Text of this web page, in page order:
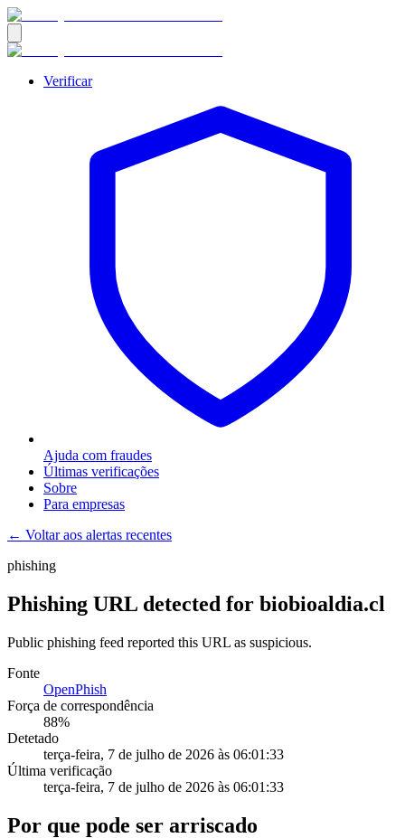
Verificar
Ajuda com fraudes
Últimas verificações
Sobre
Para empresas
← Voltar aos alertas recentes
phishing
Phishing URL detected for biobioaldia.cl
Public phishing feed reported this URL as suspicious.
Fonte
OpenPhish
Força de correspondência
88%
Detetado
terça-feira, 7 de julho de 2026 às 06:01:33
Última verificação
terça-feira, 7 de julho de 2026 às 06:01:33
Por que pode ser arriscado